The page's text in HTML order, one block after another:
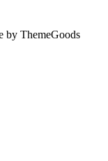
by ThemeGoods